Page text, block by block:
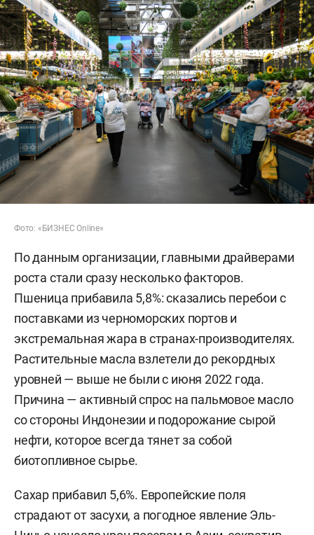
Фото: «БИЗНЕС Online»
По данным организации, главными драйверами
роста стали сразу несколько факторов.
Пшеница прибавила 5,8%: сказались перебои с
поставками из черноморских портов и
экстремальная жара в странах-производителях.
Растительные масла взлетели до рекордных
уровней — выше не были с июня 2022 года.
Причина — активный спрос на пальмовое масло
со стороны Индонезии и подорожание сырой
нефти, которое всегда тянет за собой
биотопливное сырье.
Сахар прибавил 5,6%. Европейские поля
страдают от засухи, а погодное явление Эль-